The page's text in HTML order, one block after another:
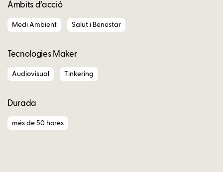
Àmbits d’acció
Medi Ambient Salut i Benestar
Tecnologies Maker
Audiovisual Tinkering
Durada
més de 50 hores